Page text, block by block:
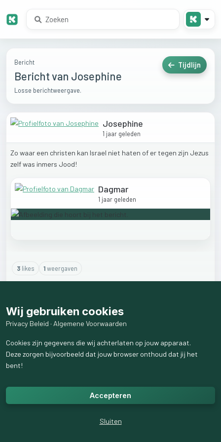
Bericht
Bericht van Josephine
Losse berichtweergave.
Tijdlijn
Josephine
1 jaar geleden
Zo waar een christen kan Israel niet haten of er tegen zijn Jezus
zelfwas inmers Jood!
Dagmar
1 jaar geleden
3likes 1weergaven
Wij gebruiken cookies
Privacy Beleid · Algemene Voorwaarden
Cookies zijn gegevens die wij achterlaten op jouw apparaat.
Deze zorgen bijvoorbeeld dat jouw browser onthoud dat jij het
bent!
Accepteren
Sluiten